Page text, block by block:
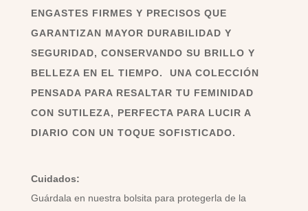
ENGASTES FIRMES Y PRECISOS QUE
GARANTIZAN MAYOR DURABILIDAD Y
SEGURIDAD, CONSERVANDO SU BRILLO Y
BELLEZA EN EL TIEMPO. UNA COLECCIÓN
PENSADA PARA RESALTAR TU FEMINIDAD
CON SUTILEZA, PERFECTA PARA LUCIR A
DIARIO CON UN TOQUE SOFISTICADO.
Cuidados:
Guárdala en nuestra bolsita para protegerla de la